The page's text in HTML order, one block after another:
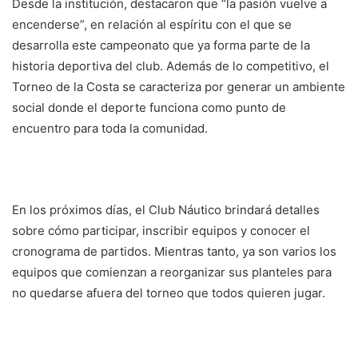
Desde la institución, destacaron que “la pasión vuelve a
encenderse”, en relación al espíritu con el que se
desarrolla este campeonato que ya forma parte de la
historia deportiva del club. Además de lo competitivo, el
Torneo de la Costa se caracteriza por generar un ambiente
social donde el deporte funciona como punto de
encuentro para toda la comunidad.
En los próximos días, el Club Náutico brindará detalles
sobre cómo participar, inscribir equipos y conocer el
cronograma de partidos. Mientras tanto, ya son varios los
equipos que comienzan a reorganizar sus planteles para
no quedarse afuera del torneo que todos quieren jugar.